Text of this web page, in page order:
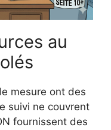
au
mesure ont des
suivi ne couvrent
fournissent des